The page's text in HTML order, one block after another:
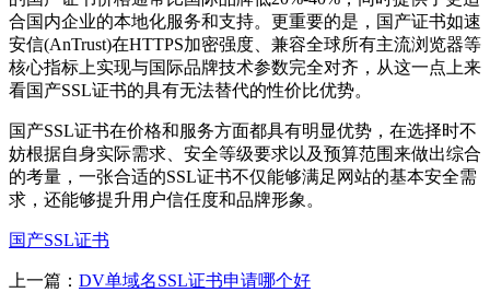
合国内企业的本地化服务和支持。更重要的是，国产证书如速
安信(AnTrust)在HTTPS加密强度、兼容全球所有主流浏览器等
核心指标上实现与国际品牌技术参数完全对齐，从这一点上来
看国产SSL证书的具有无法替代的性价比优势。
国产SSL证书在价格和服务方面都具有明显优势，在选择时不
妨根据自身实际需求、安全等级要求以及预算范围来做出综合
的考量，一张合适的SSL证书不仅能够满足网站的基本安全需
求，还能够提升用户信任度和品牌形象。
国产SSL证书
上一篇： DV单域名SSL证书申请哪个好